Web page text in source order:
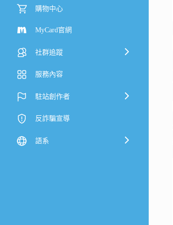
購物中心
MyCard官網
社群追蹤
服務內容
駐站創作者
反詐騙宣導
語系